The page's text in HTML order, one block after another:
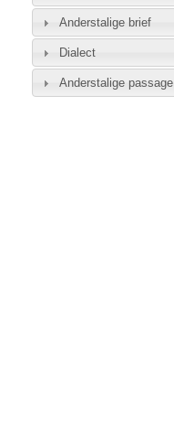
Anderstalige brief
Dialect
Anderstalige passage